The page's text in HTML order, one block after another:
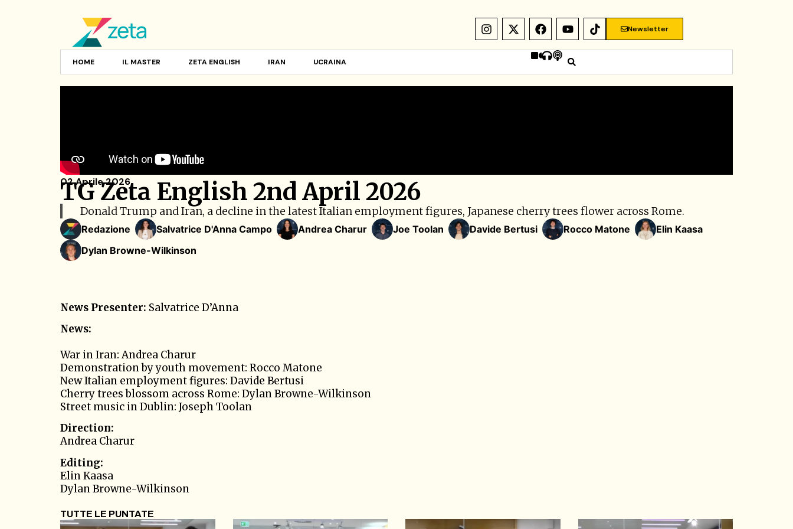
Newsletter
HOME IL MASTER ZETA ENGLISH IRAN UCRAINA
02 Aprile 2026
TG Zeta English 2nd April 2026
Donald Trump and Iran, a decline in the latest Italian employment figures, Japanese cherry trees flower across Rome.
Redazione Salvatrice D'Anna Campo Andrea Charur Joe Toolan Davide Bertusi Rocco Matone
Elin Kaasa
Dylan Browne-Wilkinson
News Presenter: Salvatrice D’Anna
News:
War in Iran: Andrea Charur
Demonstration by youth movement: Rocco Matone
New Italian employment figures: Davide Bertusi
Cherry trees blossom across Rome: Dylan Browne-Wilkinson
Street music in Dublin: Joseph Toolan
Direction:
Andrea Charur
Editing:
Elin Kaasa
Dylan Browne-Wilkinson
TUTTE LE PUNTATE